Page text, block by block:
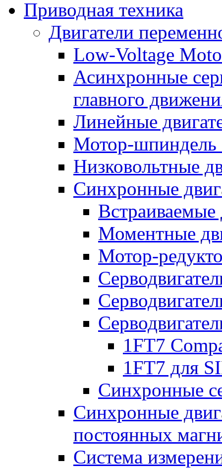
Приводная техника
Двигатели
Low-Voltage
Асинхронные
главного
Линейные
Мотор-шпиндель
Низковольтные
Синхронные
Встраиваемые
Моментные
Мотор-
1FT7
1FT7 для
Синхронные
Синхронные
постоянных
Система